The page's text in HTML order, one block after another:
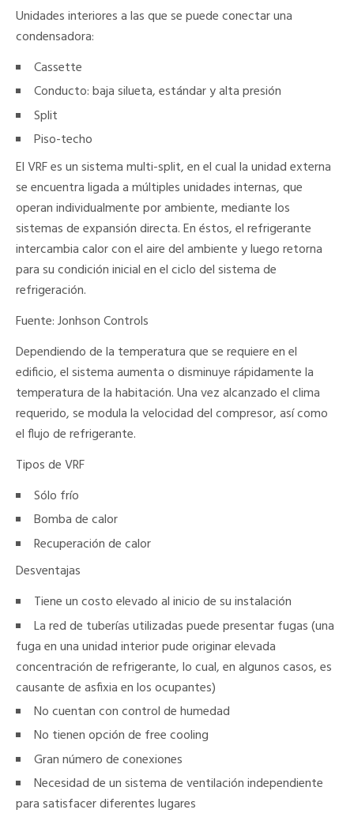
Unidades interiores a las que se puede conectar una
condensadora:
Cassette
Conducto: baja silueta, estándar y alta presión
Split
Piso-techo
El VRF es un sistema multi-split, en el cual la unidad externa
se encuentra ligada a múltiples unidades internas, que
operan individualmente por ambiente, mediante los
sistemas de expansión directa. En éstos, el refrigerante
intercambia calor con el aire del ambiente y luego retorna
para su condición inicial en el ciclo del sistema de
refrigeración.
Fuente:Jonhson Controls
Dependiendo de la temperatura que se requiere en el
edificio, el sistema aumenta o disminuye rápidamente la
temperatura de la habitación. Una vez alcanzado el clima
requerido, se modula la velocidad del compresor, así como
el flujo de refrigerante.
Tipos de VRF
Sólo frío
Bomba de calor
Recuperación de calor
Desventajas
Tiene un costo elevado al inicio de su instalación
La red de tuberías utilizadas puede presentar fugas (una
fuga en una unidad interior pude originar elevada
concentración de refrigerante, lo cual, en algunos casos, es
causante de asfixia en los ocupantes)
No cuentan con control de humedad
No tienen opción de free cooling
Gran número de conexiones
Necesidad de un sistema de ventilación independiente
para satisfacer diferentes lugares